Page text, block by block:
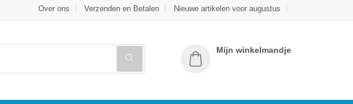
Over ons Verzenden en Betalen Nieuwe artikelen voor augustus
Mijn winkelmandje